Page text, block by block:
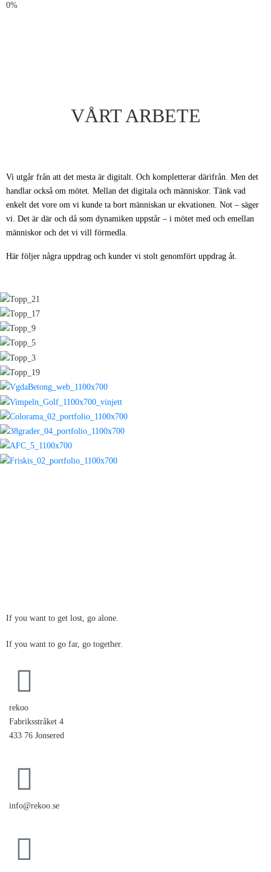
0%
VÅRT ARBETE
Vi utgår från att det mesta är digitalt. Och kompletterar därifrån. Men det
handlar också om mötet. Mellan det digitala och människor. Tänk vad
enkelt det vore om vi kunde ta bort människan ur ekvationen. Not – säger
vi. Det är där och då som dynamiken uppstår – i mötet med och emellan
människor och det vi vill förmedla.
Här följer några uppdrag och kunder vi stolt genomfört uppdrag åt.
If you want to get lost go alone
If you want to go far, go together.
rekoo
Fabriksstråket 4
433 76 Jonsered
info@rekoo.se